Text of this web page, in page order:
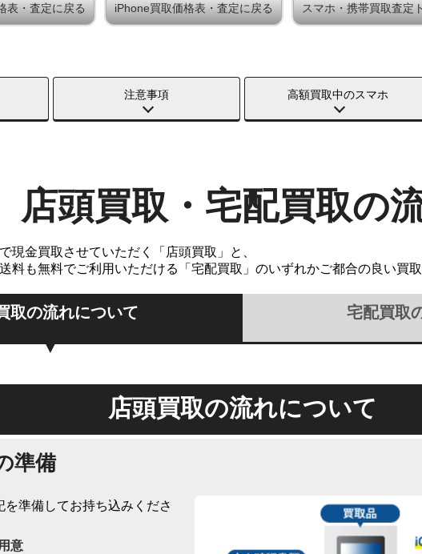
表・査定に戻る iPhone買取価格表・査定に戻る スマホ・携帯買取査定
注意事項 高額買取中のスマホ
店頭買取・宅配買取の
現金買取させていただく「店頭買取」と、
料も無料でご利用いただける「宅配買取」のいずれかご都合の良い買
取の流れについて 宅配買取
店頭買取の流れについて
準備
を準備してお持ち込みくださ
意